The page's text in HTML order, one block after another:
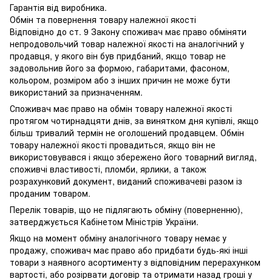
Гарантія від виробника.
Обмін та повернення товару належної якості
Відповідно до ст. 9 Закону споживач має право обміняти
непродовольчий товар належної якості на аналогічний у
продавця, у якого він був придбаний, якщо товар не
задовольнив його за формою, габаритами, фасоном,
кольором, розміром або з інших причин не може бути
використаний за призначенням.
Споживач має право на обмін товару належної якості
протягом чотирнадцяти днів, за винятком дня купівлі, якщо
більш тривалий термін не оголошений продавцем. Обмін
товару належної якості провадиться, якщо він не
використовувався і якщо збережено його товарний вигляд,
споживчі властивості, пломби, ярлики, а також
розрахунковий документ, виданий споживачеві разом із
проданим товаром.
Перелік товарів, що не підлягають обміну (поверненню),
затверджується Кабінетом Міністрів України.
Якщо на момент обміну аналогічного товару немає у
продажу, споживач має право або придбати будь-які інші
товари з наявного асортименту з відповідним перерахунком
вартості, або розірвати договір та отримати назад гроші у